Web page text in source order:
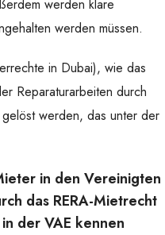
werden klare
werden müssen.
in Dubai), wie das
Reparaturarbeiten durch
werden, das unter der
in den Vereinigten
das RERA-Mietrecht
der VAE kennen